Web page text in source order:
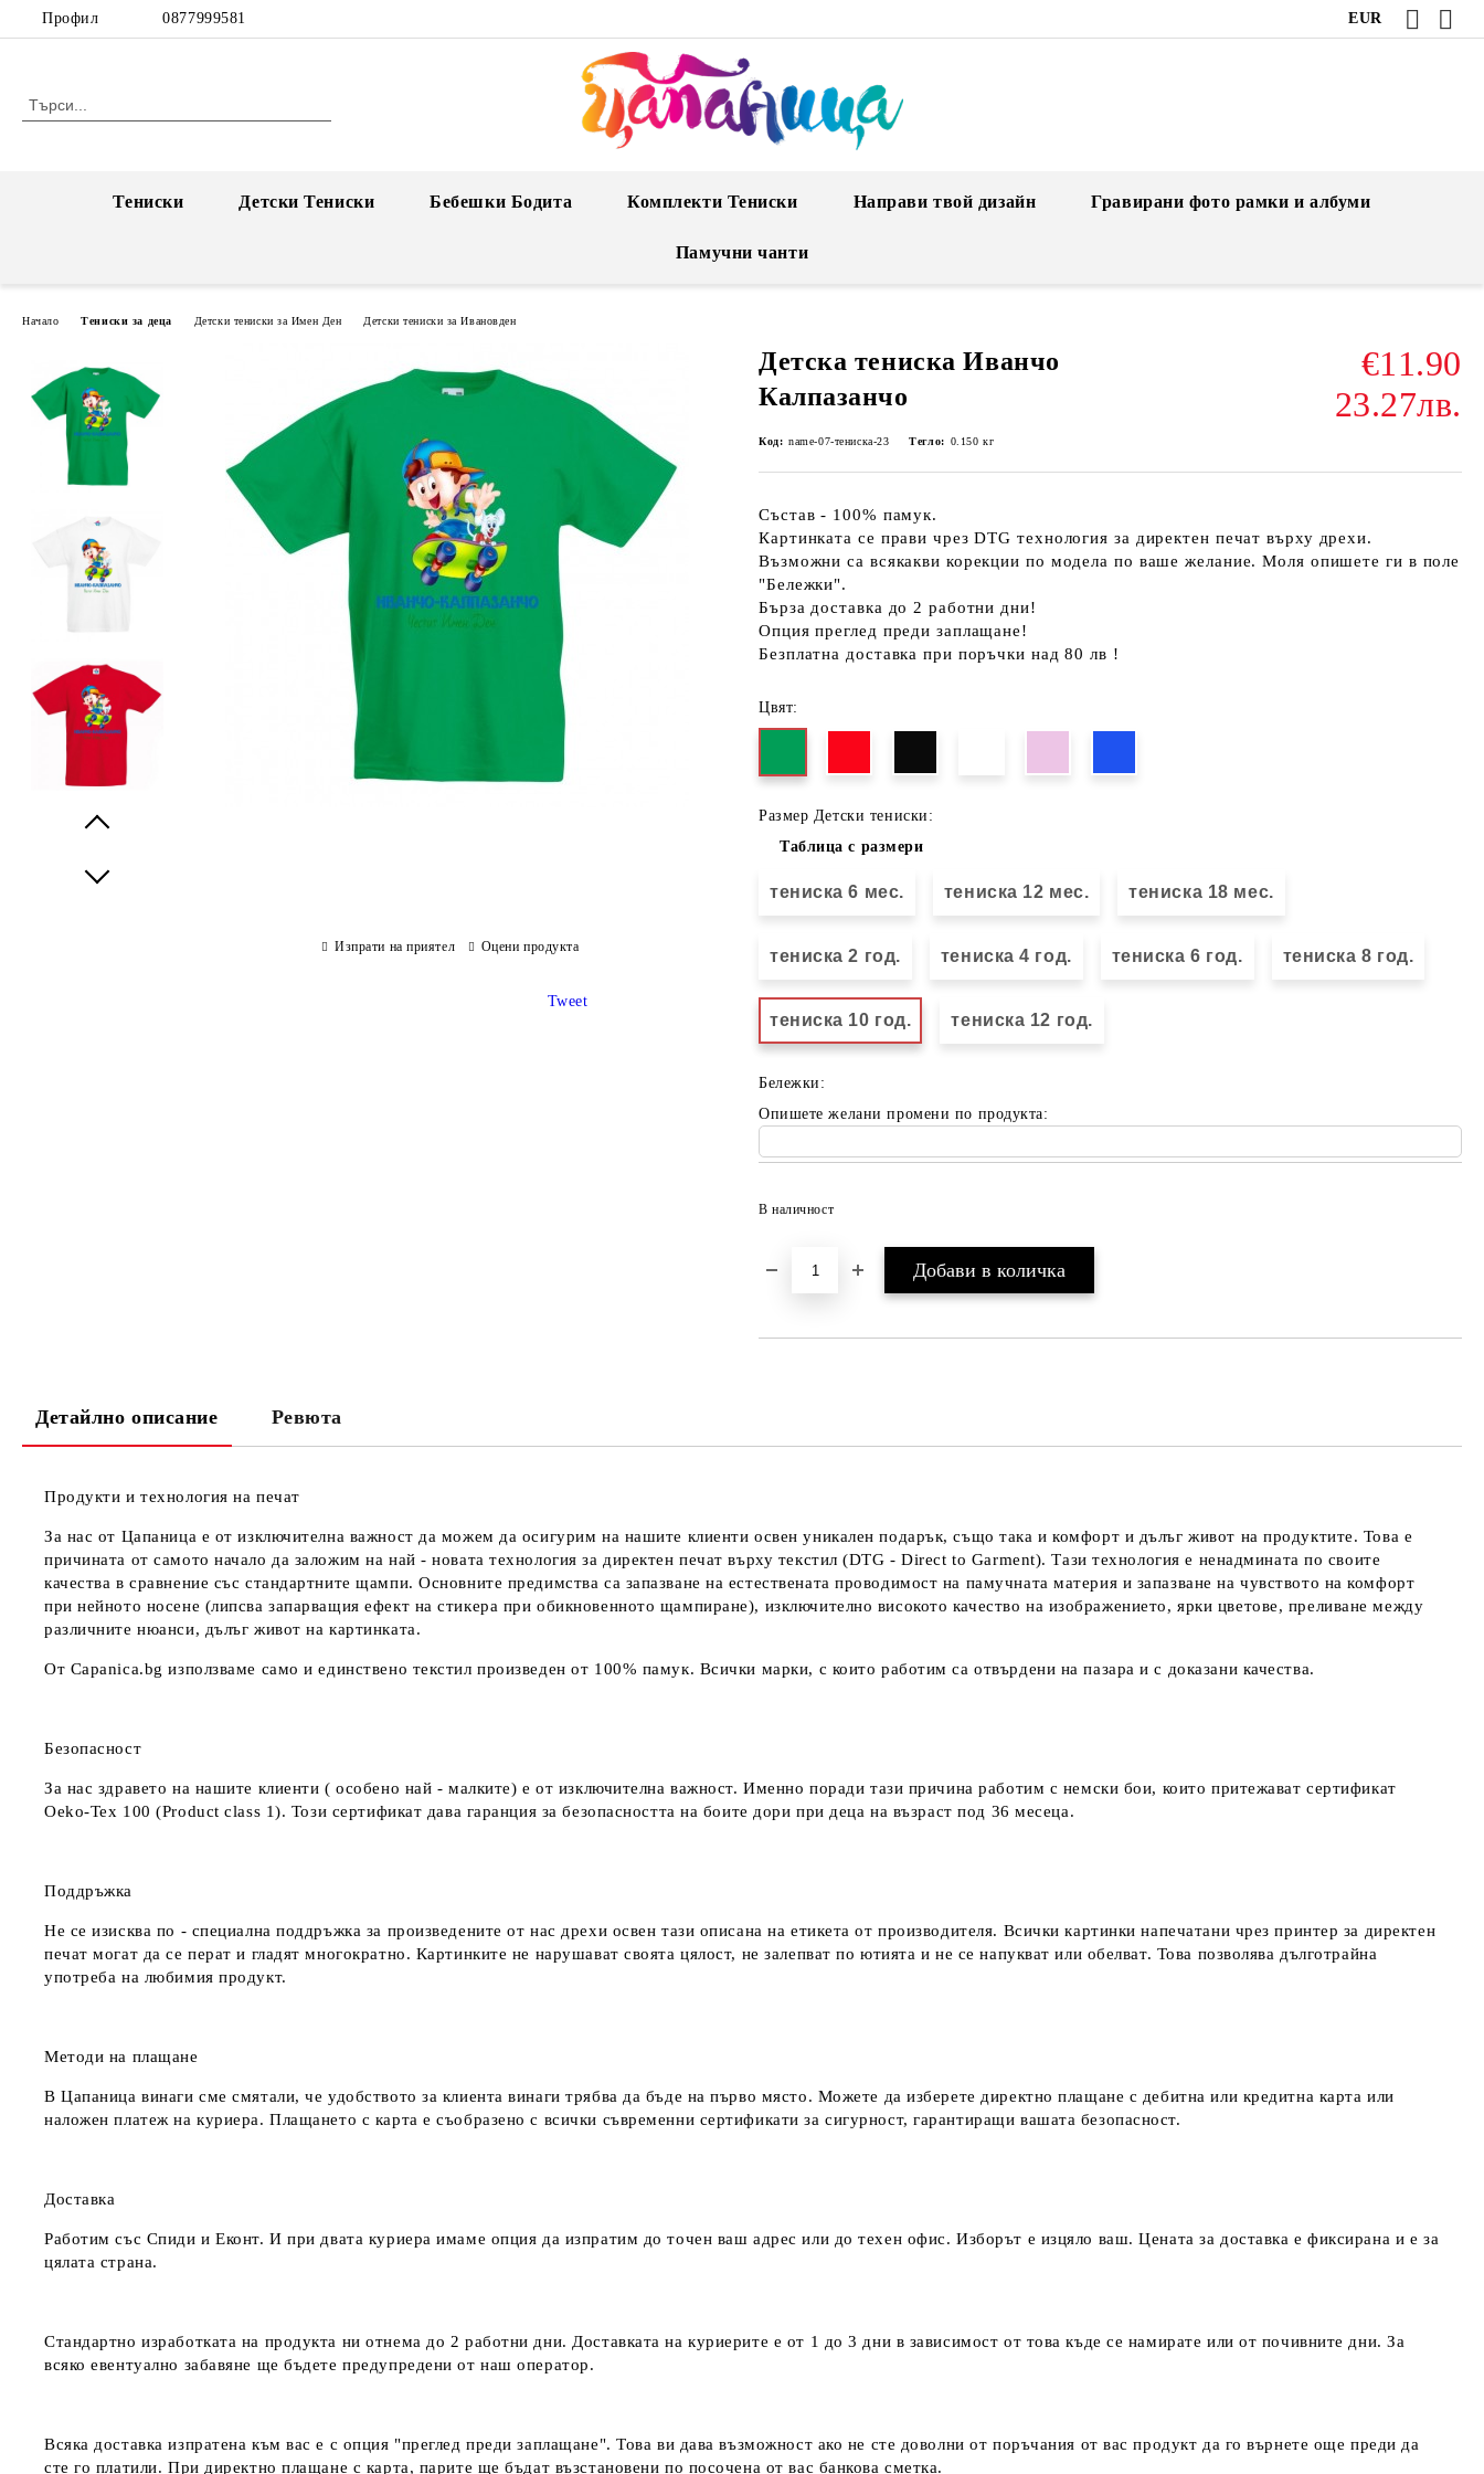
Профил 0877999581 EUR
Тениски Детски Тениски Бебешки Бодита Комплекти Тениски Направи твой дизайн Гравирани фото рамки и албуми
Памучни чанти
Начало Тениски за деца Детски тениски за Имен Ден Детски тениски за Ивановден
Детска тениска Иванчо
Калпазанчо
€11.90
23.27лв.
Код: name-07-тениска-23 Тегло: 0.150 кг
Състав - 100% памук.
Картинката се прави чрез DTG технология за директен печат върху дрехи.
Възможни са всякакви корекции по модела по ваше желание. Моля опишете ги в поле
"Бележки".
Бърза доставка до 2 работни дни!
Опция преглед преди заплащане!
Безплатна доставка при поръчки над 80 лв !
Цвят:
Размер Детски тениски:
Таблица с размери
тениска 6 мес. тениска 12 мес. тениска 18 мес.
тениска 2 год. тениска 4 год. тениска 6 год. тениска 8 год.
тениска 10 год. тениска 12 год.
Бележки:
Опишете желани промени по продукта:
В наличност
Изпрати на приятел Оцени продукта
Tweet
Детайлно описание Ревюта
Продукти и технология на печат
За нас от Цапаница е от изключителна важност да можем да осигурим на нашите клиенти освен уникален подарък, също така и комфорт и дълъг живот на продуктите. Това е
причината от самото начало да заложим на най - новата технология за директен печат върху текстил (DTG - Direct to Garment). Тази технология е ненадмината по своите
качества в сравнение със стандартните щампи. Основните предимства са запазване на естествената проводимост на памучната материя и запазване на чувството на комфорт
при нейното носене (липсва запарващия ефект на стикера при обикновенното щампиране), изключително високото качество на изображението, ярки цветове, преливане между
различните нюанси, дълъг живот на картинката.
От Capanica.bg използваме само и единствено текстил произведен от 100% памук. Всички марки, с които работим са отвърдени на пазара и с доказани качества.
Безопасност
За нас здравето на нашите клиенти ( особено най - малките) е от изключителна важност. Именно поради тази причина работим с немски бои, които притежават сертификат
Oeko-Tex 100 (Product class 1). Този сертификат дава гаранция за безопасността на боите дори при деца на възраст под 36 месеца.
Поддръжка
Не се изисква по - специална поддръжка за произведените от нас дрехи освен тази описана на етикета от производителя. Всички картинки напечатани чрез принтер за директен
печат могат да се перат и гладят многократно. Картинките не нарушават своята цялост, не залепват по ютията и не се напукват или обелват. Това позволява дълготрайна
употреба на любимия продукт.
Методи на плащане
В Цапаница винаги сме смятали, че удобството за клиента винаги трябва да бъде на първо място. Можете да изберете директно плащане с дебитна или кредитна карта или
наложен платеж на куриера. Плащането с карта е съобразено с всички съвременни сертификати за сигурност, гарантиращи вашата безопасност.
Доставка
Работим със Спиди и Еконт. И при двата куриера имаме опция да изпратим до точен ваш адрес или до техен офис. Изборът е изцяло ваш. Цената за доставка е фиксирана и е за
цялата страна.
Стандартно изработката на продукта ни отнема до 2 работни дни. Доставката на куриерите е от 1 до 3 дни в зависимост от това къде се намирате или от почивните дни. За
всяко евентуално забавяне ще бъдете предупредени от наш оператор.
Всяка доставка изпратена към вас е с опция "преглед преди заплащане". Това ви дава възможност ако не сте доволни от поръчания от вас продукт да го върнете още преди да
сте го платили. При директно плащане с карта, парите ще бъдат възстановени по посочена от вас банкова сметка.